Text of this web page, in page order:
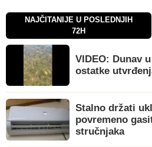
NAJČITANIJE U POSLEDNJIH
72H
VIDEO: Dunav
ostatke
Stalno držati
povremeno
stručnjaka